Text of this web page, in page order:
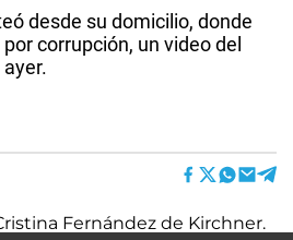
desde su domicilio, donde
corrupción, un video del